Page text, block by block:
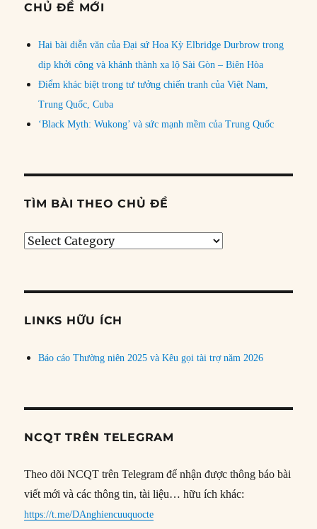
CHỦ ĐỀ MỚI
Hai bài diễn văn của Đại sứ Hoa Kỳ Elbridge Durbrow trong
dịp khởi công và khánh thành xa lộ Sài Gòn – Biên Hòa
Điểm khác biệt trong tư tưởng chiến tranh của Việt Nam,
Trung Quốc, Cuba
‘Black Myth: Wukong’ và sức mạnh mềm của Trung Quốc
TÌM BÀI THEO CHỦ ĐỀ
Tìm
đề
LINKS HỮU ÍCH
Báo cáo Thường niên 2025 và Kêu gọi tài trợ năm 2026
NCQT TRÊN TELEGRAM
Theo dõi NCQT trên Telegram để nhận được thông báo bài
viết mới và các thông tin, tài liệu… hữu ích khác:
https://t.me/DAnghiencuuquocte